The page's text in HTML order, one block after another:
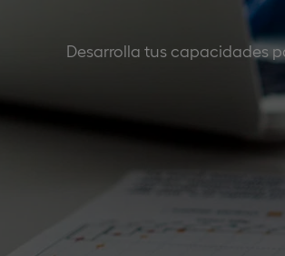
Desarrolla tus capacidades